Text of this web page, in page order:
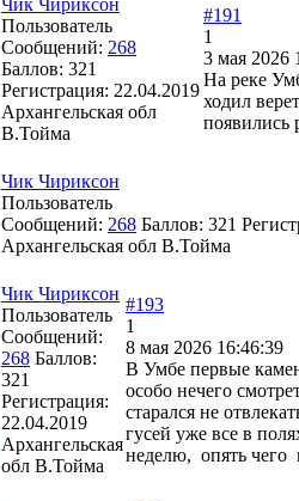
Пользователь
Сообщений: 268
Баллов: 321
Регистрация: 22.04.2019
Архангельская обл
В.Тойма
#191
1
3 мая 2026
На реке
ходил
появились
Чик Чириксон
Пользователь
Сообщений: 268 Баллов: 321
Архангельская обл В.Тойма
Чик Чириксон
Пользователь
Сообщений:
268 Баллов:
321
Регистрация:
22.04.2019
Архангельская
обл В.Тойма
#193
1
8 мая 2026 16:46:39
В Умбе первые
особо нечего
старался не
гусей уже все в
неделю, опять чего